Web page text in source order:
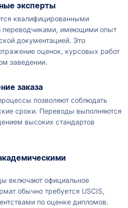
эксперты
квалифицированными
переводчиками, имеющими опыт
документацией. Это
оценок, курсовых работ
заведении.
заказа
позволяют соблюдать
сроки. Переводы выполняются
высоких стандартов
включают официальное
обычно требуется USCIS,
по оценке дипломов.